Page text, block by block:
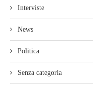
Interviste
News
Politica
Senza categoria